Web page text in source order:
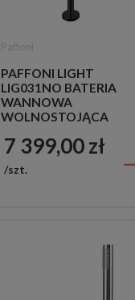
PAFFONI LIGHT
LIG031NO BATERIA
WANNOWA
WOLNOSTOJĄCA
7 399,00 zł
szt.